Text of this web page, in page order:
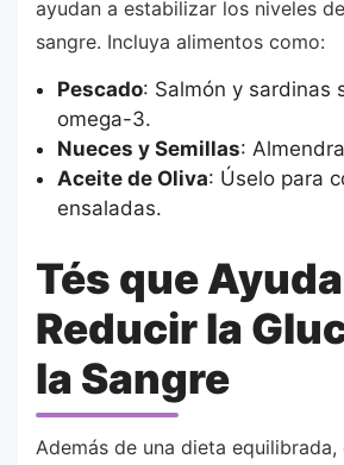
ayudan a estabilizar los niveles
sangre. Incluya alimentos como:
Pescado: Salmón y sardinas
omega-3.
Nueces y Semillas:
Aceite de Oliva: Úselo para
ensaladas.
Tés que
Reducir la
la Sangre
Además de una dieta